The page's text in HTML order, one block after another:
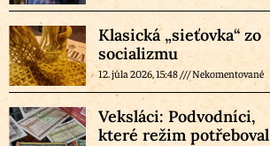
Klasická „sieťovka“ zo
socializmu
12. júla 2026, 15:48 Nekomentované
Veksláci: Podvodníci,
které režim potřeboval